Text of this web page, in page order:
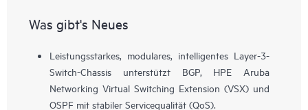
Was gibt's Neues
Leistungsstarkes, modulares, intelligentes Layer-3-
Switch-Chassis unterstützt BGP, HPE Aruba
Networking Virtual Switching Extension (VSX) und
OSPF mit stabiler Servicequalität (QoS).